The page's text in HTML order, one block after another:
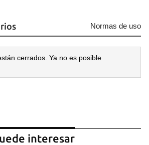
Normas de uso
cerrados. Ya no es posible
interesar